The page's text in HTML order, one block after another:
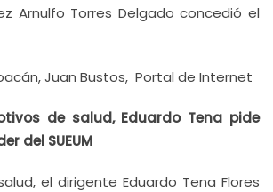
Arnulfo Torres Delgado concedió el
Juan Bustos, Portal de Internet
de salud, Eduardo Tena pide
del SUEUM
el dirigente Eduardo Tena Flores